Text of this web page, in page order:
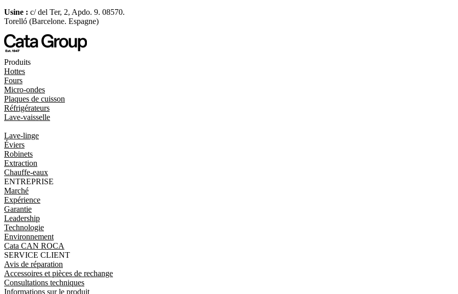
Usine : c/ del Ter, 2, Apdo. 9. 08570.
Torelló (Barcelone. Espagne)
Produits
Hottes
Fours
Micro-ondes
Plaques de cuisson
Réfrigérateurs
Lave-vaisselle
Lave-linge
Éviers
Robinets
Extraction
Chauffe-eaux
ENTREPRISE
Marché
Expérience
Garantie
Leadership
Technologie
Environnement
Cata CAN ROCA
SERVICE CLIENT
Avis de réparation
Accessoires et pièces de rechange
Consultations techniques
Informations sur le produit